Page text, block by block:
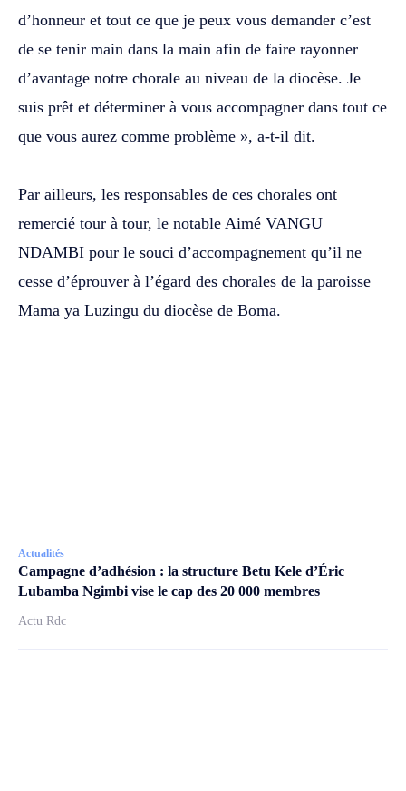
d’honneur et tout ce que je peux vous demander c’est
de se tenir main dans la main afin de faire rayonner
d’avantage notre chorale au niveau de la diocèse. Je
suis prêt et déterminer à vous accompagner dans tout ce
que vous aurez comme problème », a-t-il dit.
‎Par ailleurs, les responsables de ces chorales ont
remercié tour à tour, le notable Aimé VANGU
NDAMBI pour le souci d’accompagnement qu’il ne
cesse d’éprouver à l’égard des chorales de la paroisse
Mama ya Luzingu du diocèse de Boma.
Actualités
Campagne d’adhésion : la structure Betu Kele d’Éric
Lubamba Ngimbi vise le cap des 20 000 membres
Actu Rdc